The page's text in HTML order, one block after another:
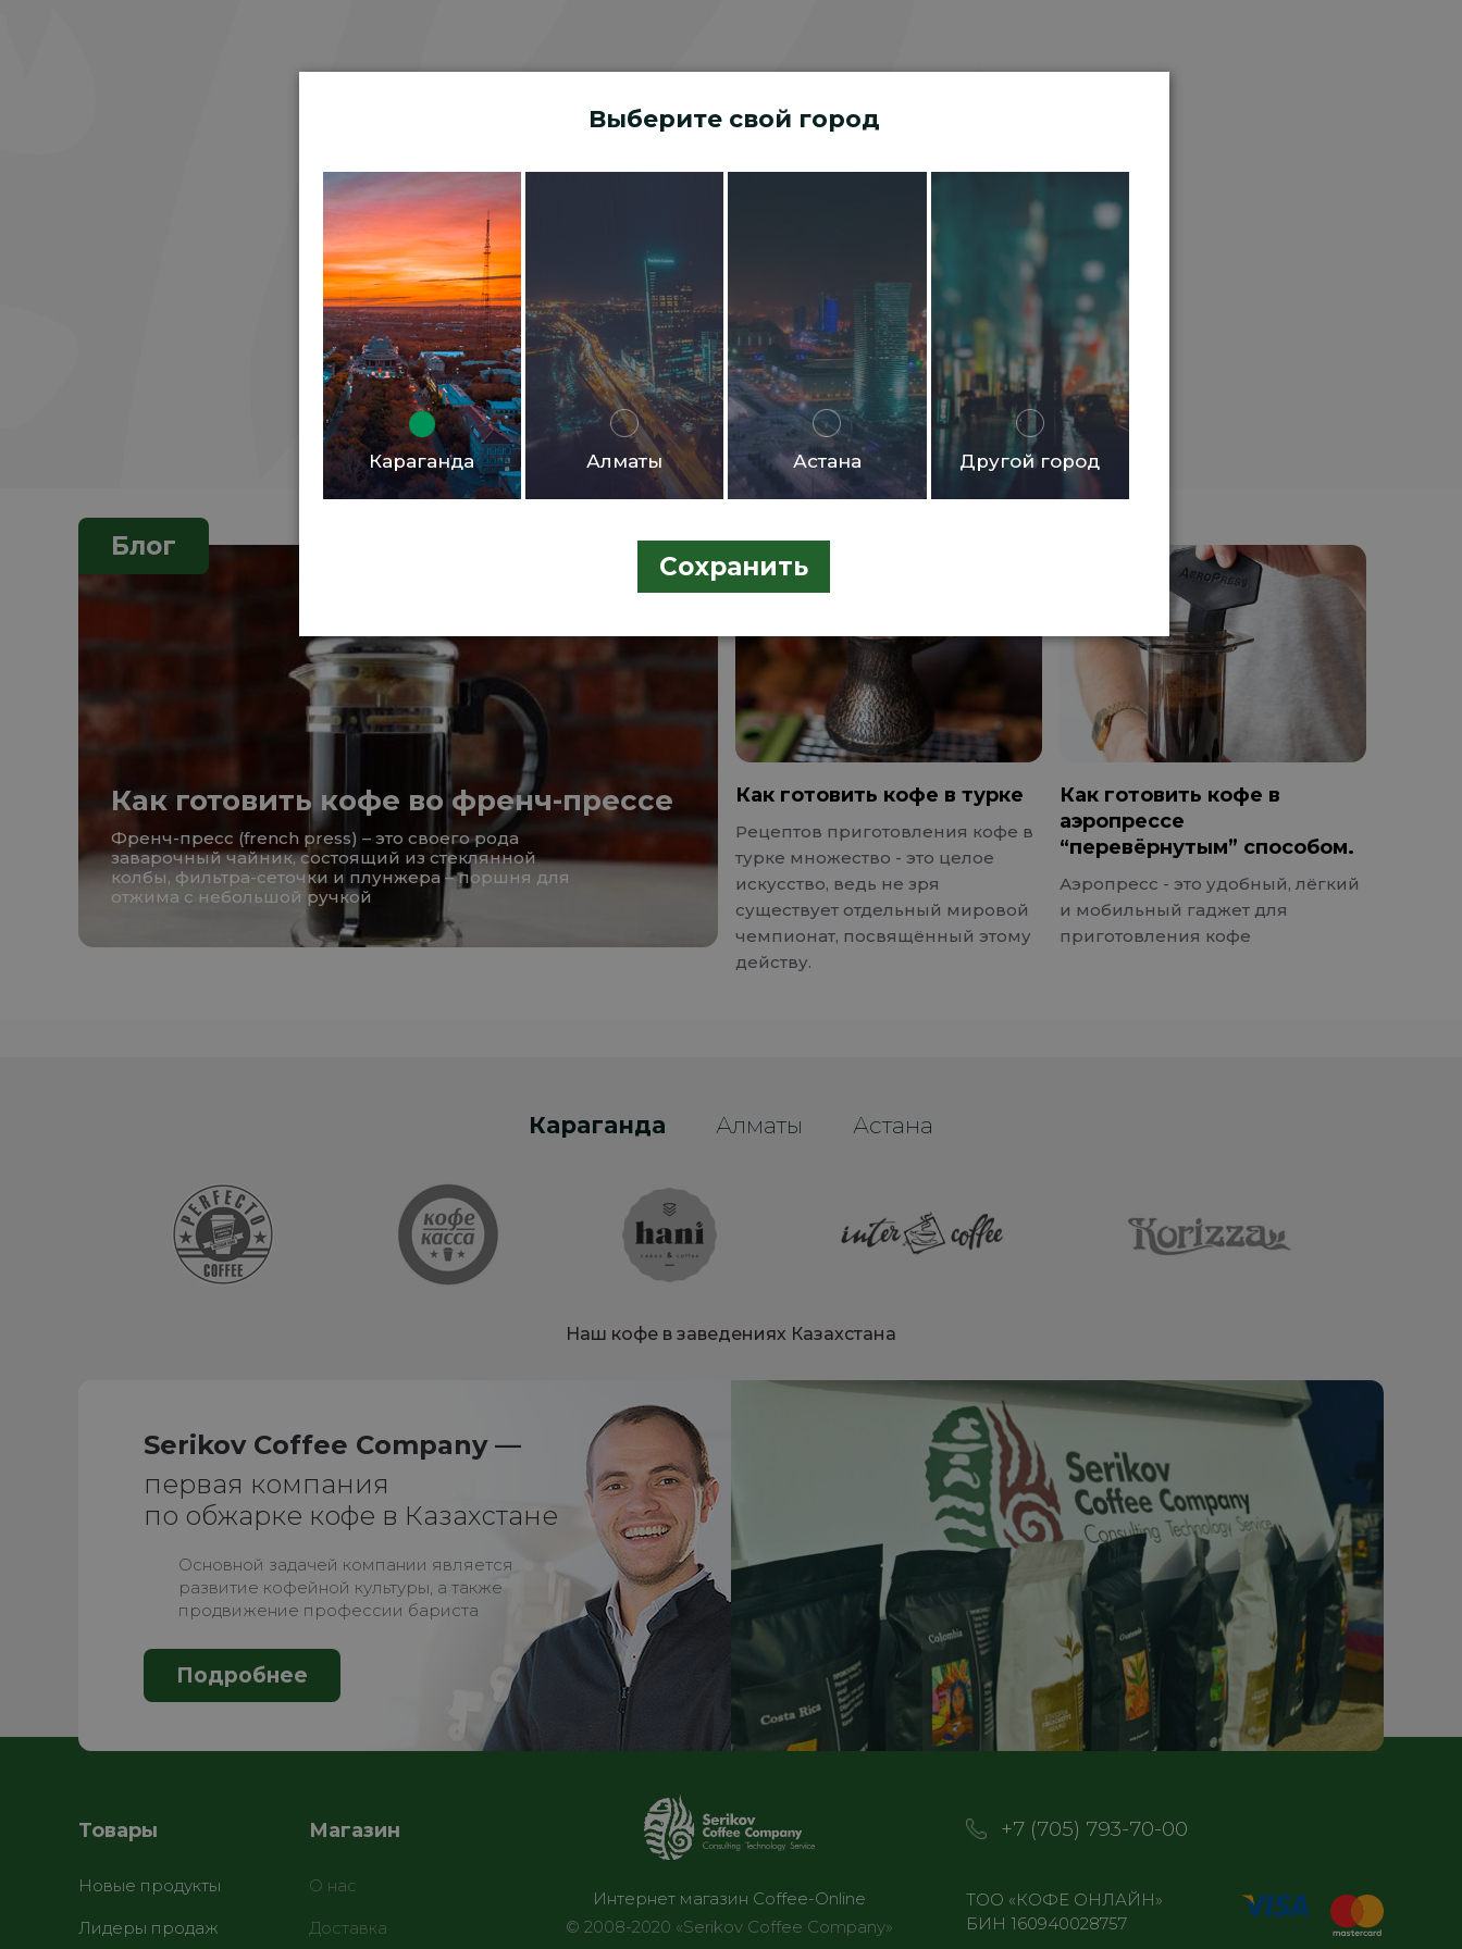
Блог
Как готовить кофе во френч-прессе
Френч-пресс (french press) – это своего рода
заварочный чайник, состоящий из стеклянной
колбы, фильтра-сеточки и плунжера – поршня для
отжима с небольшой ручкой
Как готовить кофе в турке
Рецептов приготовления кофе в
турке множество - это целое
искусство, ведь не зря
существует отдельный мировой
чемпионат, посвящённый этому
действу.
Как готовить кофе в
аэропрессе
“перевёрнутым” способом.
Аэропресс - это удобный, лёгкий
и мобильный гаджет для
приготовления кофе
Караганда Алматы Астана
Наш кофе в заведениях Казахстана
Serikov Coffee Company —
первая компания
по обжарке кофе в Казахстане
Основной задачей компании является
развитие кофейной культуры, а также
продвижение профессии бариста
Подробнее
Товары
Новые продукты
Лидеры продаж
Магазин
О нас
Доставка
Интернет магазин Coffee-Online
© 2008-2020 «Serikov Coffee Company»
+7 (705) 793-70-00
ТОО «КОФЕ ОНЛАЙН»
БИН 160940028757
Выберите свой город
Караганда Алматы Астана Другой город
Сохранить